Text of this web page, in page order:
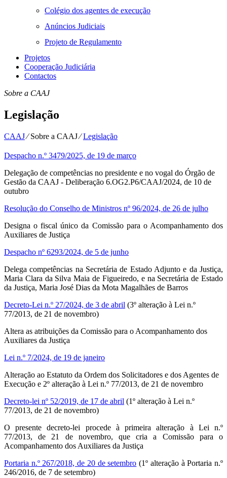
Colégio dos agentes de execução
Anúncios Judiciais
Projeto de Regulamento
Projetos
Cooperação Judiciária
Contactos
Sobre a CAAJ
Legislação
CAAJ⁄Sobre a CAAJ⁄Legislação
Despacho n.º 3479/2025, de 19 de março
Delegação de competências no presidente e no vogal do Órgão de
Gestão da CAAJ - Deliberação 6.OG2.P6/CAAJ/2024, de 10 de
outubro
Resolução do Conselho de Ministros nº 96/2024, de 26 de julho
Designa o fiscal único da Comissão para o Acompanhamento dos
Auxiliares de Justiça
Despacho nº 6293/2024, de 5 de junho
Delega competências na Secretária de Estado Adjunto e da Justiça,
Maria Clara da Silva Maia de Figueiredo, e na Secretária de Estado
da Justiça, Maria José Dias da Mota Magalhães de Barros
Decreto-Lei n.º 27/2024, de 3 de abril (3º alteração à Lei n.º
77/2013, de 21 de novembro)
Altera as atribuições da Comissão para o Acompanhamento dos
Auxiliares da Justiça
Lei n.º 7/2024, de 19 de janeiro
Alteração ao Estatuto da Ordem dos Solicitadores e dos Agentes de
Execução e 2º alteração à Lei n.º 77/2013, de 21 de novembro
Decreto-lei nº 52/2019, de 17 de abril (1º alteração à Lei n.º
77/2013, de 21 de novembro)
O presente decreto-lei procede à primeira alteração à Lei n.º
77/2013, de 21 de novembro, que cria a Comissão para o
Acompanhamento dos Auxiliares da Justiça
Portaria n.º 267/2018, de 20 de setembro (1º alteração àPortaria n.º
246/2016, de 7 de setembro)